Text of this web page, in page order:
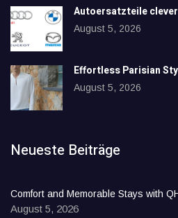
Autoersatzteile
August 5, 2026
Effortless Parisian
August 5, 2026
Neueste Beiträge
Comfort and Memorable Stays with
August 5, 2026